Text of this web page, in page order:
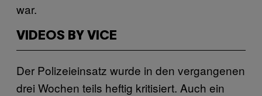
war.
VIDEOS BY VICE
Der Polizeieinsatz wurde in den vergangenen
drei Wochen teils heftig kritisiert. Auch ein